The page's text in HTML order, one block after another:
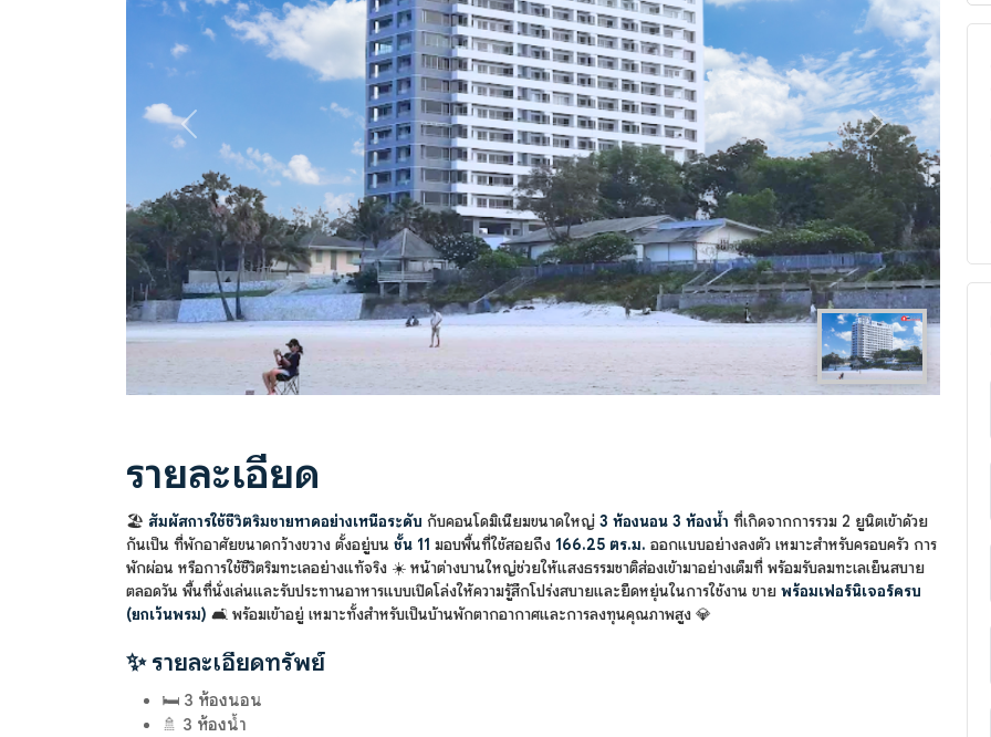
Previous Next
รายละเอียด
🏖️ สัมผัสการใช้ชีวิตริมชายหาดอย่างเหนือระดับ กับคอนโดมิเนียมขนาดใหญ่ 3 ห้องนอน 3 ห้องน้ำ ที่เกิดจากการรวม 2 ยูนิตเข้าด้วย
กันเป็น ที่พักอาศัยขนาดกว้างขวาง ตั้งอยู่บน ชั้น 11 มอบพื้นที่ใช้สอยถึง 166.25 ตร.ม. ออกแบบอย่างลงตัว เหมาะสำหรับครอบครัว การ
พักผ่อน หรือการใช้ชีวิตริมทะเลอย่างแท้จริง ☀️ หน้าต่างบานใหญ่ช่วยให้แสงธรรมชาติส่องเข้ามาอย่างเต็มที่ พร้อมรับลมทะเลเย็นสบาย
ตลอดวัน พื้นที่นั่งเล่นและรับประทานอาหารแบบเปิดโล่งให้ความรู้สึกโปร่งสบายและยืดหยุ่นในการใช้งาน ขาย พร้อมเฟอร์นิเจอร์ครบ
(ยกเว้นพรม) 🛋️ พร้อมเข้าอยู่ เหมาะทั้งสำหรับเป็นบ้านพักตากอากาศและการลงทุนคุณภาพสูง 💎
✨ รายละเอียดทรัพย์
🛏️ 3 ห้องนอน
🚿 3 ห้องน้ำ